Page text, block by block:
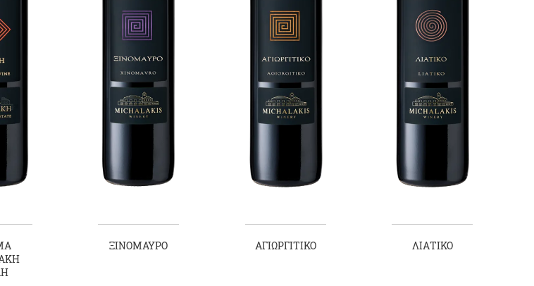
ΞΙΝΟΜΑΥΡΟ ΑΓΙΩΡΓΙΤΙΚΟ ΛΙΑΤΙΚΟ